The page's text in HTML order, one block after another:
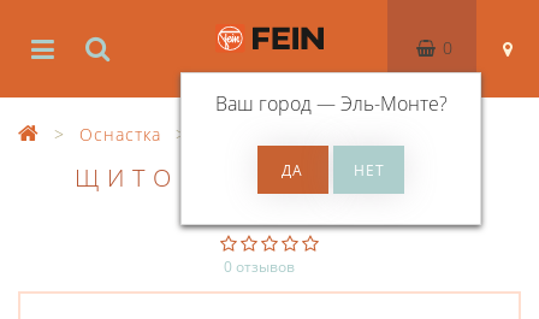
Ваш город —Эль-Монте?
0
Оснастка
ЩИТОК ДЛЯ СТРУЖКИ
0 отзывов